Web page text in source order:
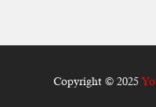
Copyright © 2025